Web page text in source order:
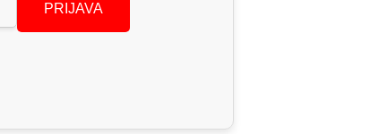
PRIJAVA